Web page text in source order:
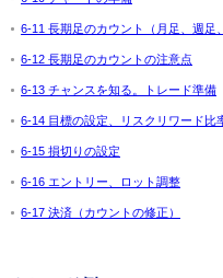
6-11 長期足のカウント（月足、週足
6-12 長期足のカウントの注意点
6-13 チャンスを知る。トレード準備
6-14 目標の設定、リスクリワード比
6-15 損切りの設定
6-16 エントリー、ロット調整
6-17 決済（カウントの修正）